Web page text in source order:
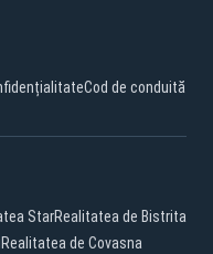
Cod de conduită
StarRealitatea de Bistrita
Realitatea de Covasna